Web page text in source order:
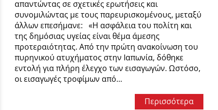
απαντώντας σε σχετικές ερωτήσεις και
συνομιλώντας με τους παρευρισκομένους, μεταξύ
άλλων επεσήμανε: «Η ασφάλεια του πολίτη και
της δημόσιας υγείας είναι θέμα άμεσης
προτεραιότητας. Από την πρώτη ανακοίνωση του
πυρηνικού ατυχήματος στην Ιαπωνία, δόθηκε
εντολή για πλήρη έλεγχο των εισαγωγών. Ωστόσο,
οι εισαγωγές τροφίμων από...
Περισσότερα